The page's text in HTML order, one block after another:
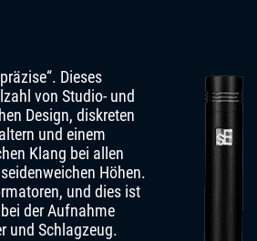
Dieses
von Studio- und
Design, diskreten
und einem
Klang bei allen
Höhen.
und dies ist
der Aufnahme
und Schlagzeug.